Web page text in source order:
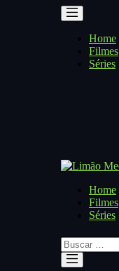
Home
Filmes
Séries
Home
Filmes
Séries
Buscar
por: